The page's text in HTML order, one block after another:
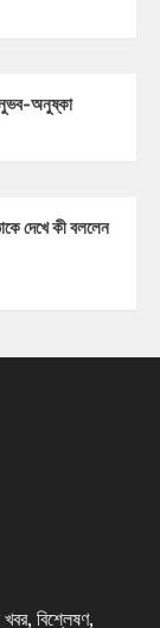
অনুষ্কা
দেখে কী বললেন
বিশ্লেষণ,